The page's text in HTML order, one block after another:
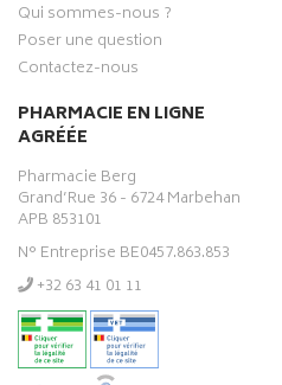
Qui sommes-nous ?
Poser une question
Contactez-nous
PHARMACIE EN LIGNE
AGRÉÉE
Pharmacie Berg
Grand’Rue 36 - 6724 Marbehan
APB 853101
N° Entreprise BE0457.863.853
‭+32 63 41 01 11‬